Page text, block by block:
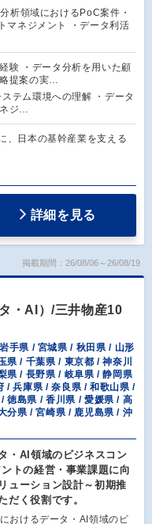
析領域におけるPoC案件・
マネジメント ・データ利活
験 ・データ分析を用いた顧
提案の実…
テム環境への理解 ・データ
ジ…
、日本の基幹産業を支える
詳細を見る
掲載期間：26/08/06～26/08/19
・AI）/三井物産10
手県 / 宮城県 / 秋田県 / 山形
県 / 千葉県 / 東京都 / 神奈川
県 / 長野県 / 岐阜県 / 静岡県
/ 兵庫県 / 奈良県 / 和歌山県 /
徳島県 / 香川県 / 愛媛県 / 高
分県 / 宮崎県 / 鹿児島県 / 沖
・AI領域のビジネスコン
トの経営・事業課題に向
ューション設計～初期推
だく役割です。
おけるデータ・AI領域のビ